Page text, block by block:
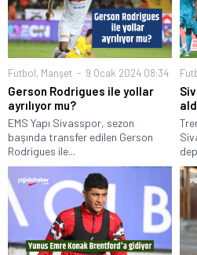
Futbol, Manşet 9 Ocak 2024 08:34
Gerson Rodrigues ile yollar
ayrılıyor mu?
EMS Yapı Sivasspor, sezon
başında transfer edilen Gerson
Rodrigues ile...